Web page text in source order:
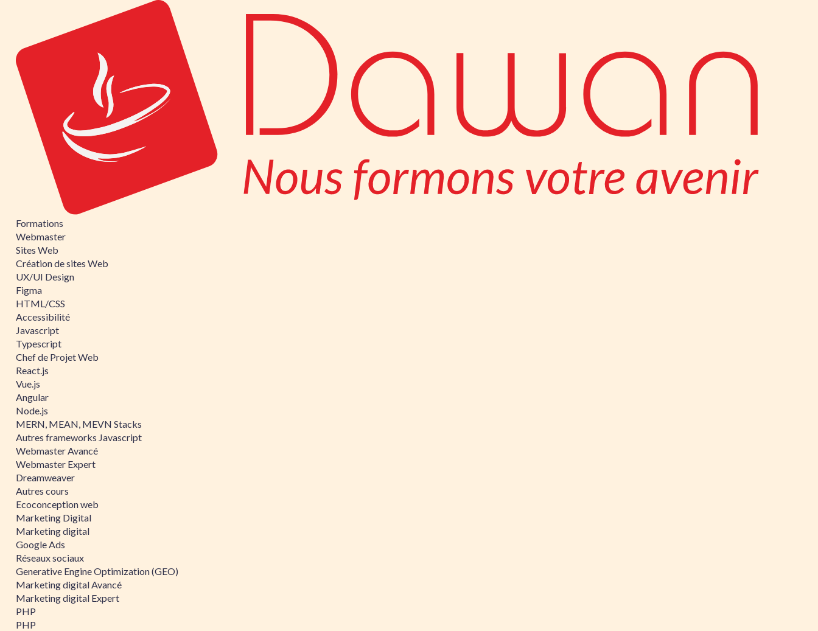
Formations
Webmaster
Sites Web
Création de sites Web
UX/UI Design
Figma
HTML/CSS
Accessibilité
Javascript
Typescript
Chef de Projet Web
React.js
Vue.js
Angular
Node.js
MERN, MEAN, MEVN Stacks
Autres frameworks Javascript
Webmaster Avancé
Webmaster Expert
Dreamweaver
Autres cours
Ecoconception web
Marketing Digital
Marketing digital
Google Ads
Réseaux sociaux
Generative Engine Optimization (GEO)
Marketing digital Avancé
Marketing digital Expert
PHP
PHP